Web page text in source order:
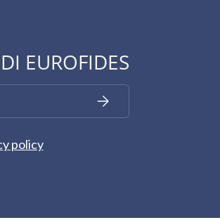
EUROFIDES
Iscriviti
policy